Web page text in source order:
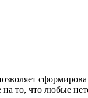
то, что любые